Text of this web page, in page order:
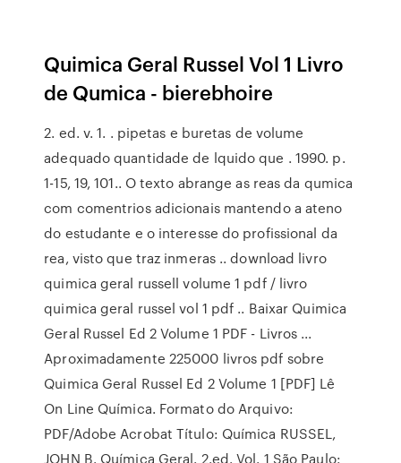
Quimica Geral Russel Vol 1 Livro
de Qumica - bierebhoire
2. ed. v. 1. . pipetas e buretas de volume
adequado quantidade de lquido que . 1990. p.
1-15, 19, 101.. O texto abrange as reas da qumica
com comentrios adicionais mantendo a ateno
do estudante e o interesse do profissional da
rea, visto que traz inmeras .. download livro
quimica geral russell volume 1 pdf / livro
quimica geral russel vol 1 pdf .. Baixar Quimica
Geral Russel Ed 2 Volume 1 PDF - Livros ...
Aproximadamente 225000 livros pdf sobre
Quimica Geral Russel Ed 2 Volume 1 [PDF] Lê
On Line Química. Formato do Arquivo:
PDF/Adobe Acrobat Título: Química RUSSEL,
JOHN B. Química Geral. 2.ed. Vol. 1 São Paulo: